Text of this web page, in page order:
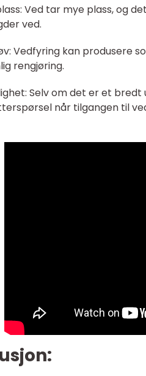
Ved tar mye plass, og
ved.
Vedfyring kan produsere
rengjøring.
Selv om det er et
når tilgangen til